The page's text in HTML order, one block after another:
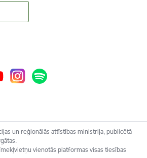
un reģionālās attīstības ministrija, publicētā
vienotās platformas visas tiesības